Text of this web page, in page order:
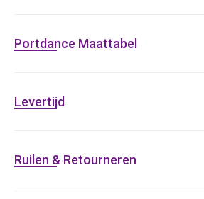
T-bandje en dichte neus
Portdance Maattabel
Levertijd
Ruilen & Retourneren